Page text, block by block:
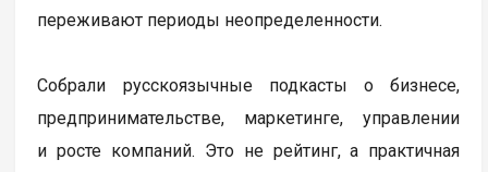
переживают периоды неопределенности.
Собрали русскоязычные подкасты о бизнесе,
предпринимательстве, маркетинге, управлении
и росте компаний. Это не рейтинг, а практичная